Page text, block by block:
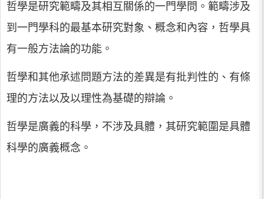
哲學是研究範疇及其相互關係的一門學問。範疇涉及
到一門學科的最基本研究對象、概念和內容，哲學具
有一般方法論的功能。
哲學和其他承述問題方法的差異是有批判性的、有條
理的方法以及以理性為基礎的辯論。
哲學是廣義的科學，不涉及具體，其研究範圍是具體
科學的廣義概念。